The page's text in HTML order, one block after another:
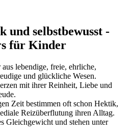
und selbstbewusst -
für Kinder
lebendige, freie, ehrliche,
und glückliche Wesen.
mit ihrer Reinheit, Liebe und
Zeit bestimmen oft schon Hektik,
Reizüberflutung ihren Alltag.
Gleichgewicht und stehen unter